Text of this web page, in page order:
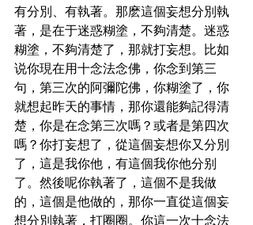
有分別、有執著。那麽這個妄想分別執
著，是在于迷惑糊塗，不夠清楚。迷惑
糊塗，不夠清楚了，那就打妄想。比如
说你現在用十念法念佛，你念到第三
句，第三次的阿彌陀佛，你糊塗了，你
就想起昨天的事情，那你還能夠記得清
楚，你是在念第三次嗎？或者是第四次
嗎？你打妄想了，從這個妄想你又分別
了，這是我你他，有這個我你他分别
了。然後呢你執著了，這個不是我做
的，這個是他做的，那你一直從這個妄
想分別執著，打圈圈。你這一次十念法